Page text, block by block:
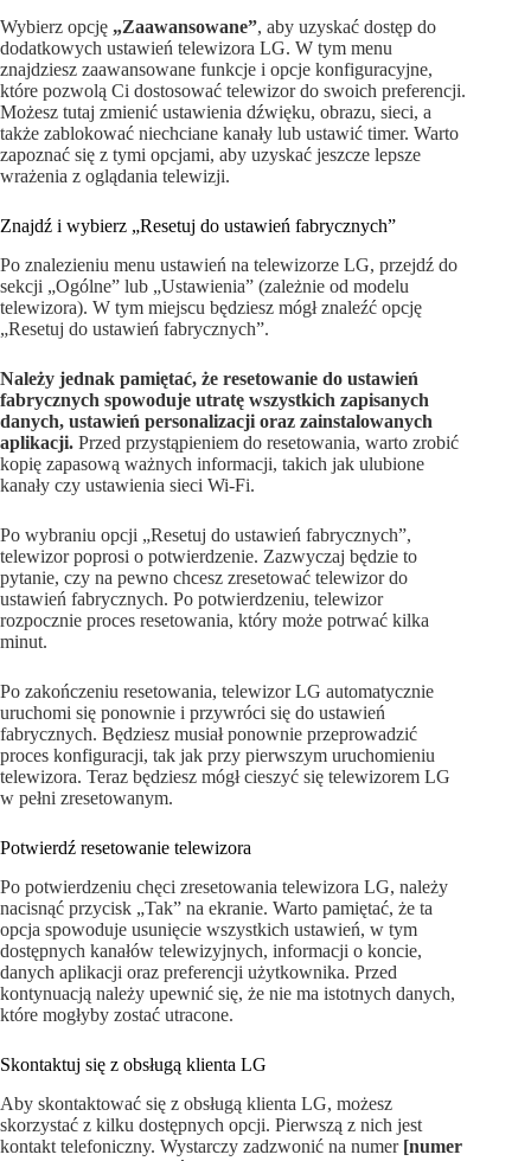
Wybierz opcję „Zaawansowane”, aby uzyskać dostęp do
dodatkowych ustawień telewizora LG. W tym menu
znajdziesz zaawansowane funkcje i opcje konfiguracyjne,
które pozwolą Ci dostosować telewizor do swoich preferencji.
Możesz tutaj zmienić ustawienia dźwięku, obrazu, sieci, a
także zablokować niechciane kanały lub ustawić timer. Warto
zapoznać się z tymi opcjami, aby uzyskać jeszcze lepsze
wrażenia z oglądania telewizji.
Znajdź i wybierz „Resetuj do ustawień fabrycznych”
Po znalezieniu menu ustawień na telewizorze LG, przejdź do
sekcji „Ogólne” lub „Ustawienia” (zależnie od modelu
telewizora). W tym miejscu będziesz mógł znaleźć opcję
„Resetuj do ustawień fabrycznych”.
Należy jednak pamiętać, że resetowanie do ustawień
fabrycznych spowoduje utratę wszystkich zapisanych
danych, ustawień personalizacji oraz zainstalowanych
aplikacji. Przed przystąpieniem do resetowania, warto zrobić
kopię zapasową ważnych informacji, takich jak ulubione
kanały czy ustawienia sieci Wi-Fi.
Po wybraniu opcji „Resetuj do ustawień fabrycznych”,
telewizor poprosi o potwierdzenie. Zazwyczaj będzie to
pytanie, czy na pewno chcesz zresetować telewizor do
ustawień fabrycznych. Po potwierdzeniu, telewizor
rozpocznie proces resetowania, który może potrwać kilka
minut.
Po zakończeniu resetowania, telewizor LG automatycznie
uruchomi się ponownie i przywróci się do ustawień
fabrycznych. Będziesz musiał ponownie przeprowadzić
proces konfiguracji, tak jak przy pierwszym uruchomieniu
telewizora. Teraz będziesz mógł cieszyć się telewizorem LG
w pełni zresetowanym.
Potwierdź resetowanie telewizora
Po potwierdzeniu chęci zresetowania telewizora LG, należy
nacisnąć przycisk „Tak” na ekranie. Warto pamiętać, że ta
opcja spowoduje usunięcie wszystkich ustawień, w tym
dostępnych kanałów telewizyjnych, informacji o koncie,
danych aplikacji oraz preferencji użytkownika. Przed
kontynuacją należy upewnić się, że nie ma istotnych danych,
które mogłyby zostać utracone.
Skontaktuj się z obsługą klienta LG
Aby skontaktować się z obsługą klienta LG, możesz
skorzystać z kilku dostępnych opcji. Pierwszą z nich jest
kontakt telefoniczny. Wystarczy zadzwonić na numer [numer